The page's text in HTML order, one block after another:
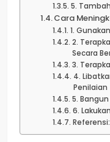
5.
Cara
1.
2.
Secara
3.
4.
Penilaian
5.
6.
Referensi: